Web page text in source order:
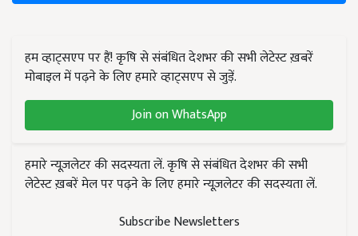
हम व्हाट्सएप पर हैं! कृषि से संबंधित देशभर की सभी लेटेस्ट ख़बरें
मोबाइल में पढ़ने के लिए हमारे व्हाट्सएप से जुड़ें.
Join on WhatsApp
हमारे न्यूज़लेटर की सदस्यता लें. कृषि से संबंधित देशभर की सभी
लेटेस्ट ख़बरें मेल पर पढ़ने के लिए हमारे न्यूज़लेटर की सदस्यता लें.
Subscribe Newsletters